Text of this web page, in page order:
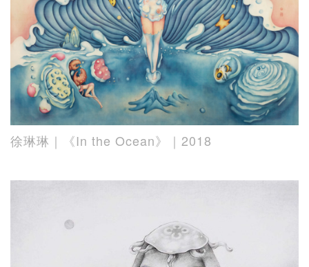
徐琳琳｜《In the Ocean》｜2018